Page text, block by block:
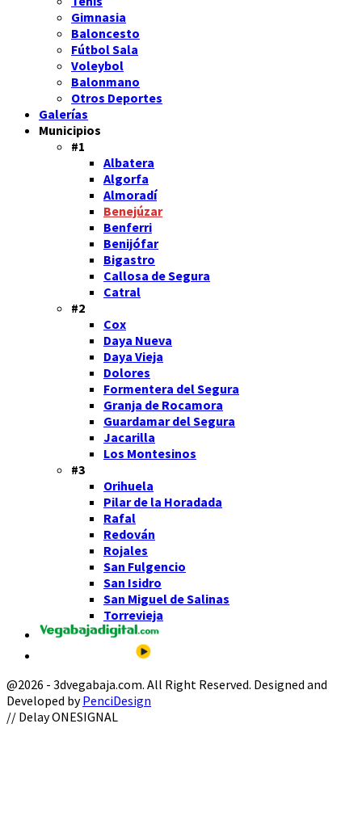
Gimnasia
Baloncesto
Fútbol Sala
Voleybol
Balonmano
Otros Deportes
Galerías
Municipios
#1
Albatera
Algorfa
Almoradí
Benejúzar
Benferri
Benijófar
Bigastro
Callosa de Segura
Catral
#2
Cox
Daya Nueva
Daya Vieja
Dolores
Formentera del Segura
Granja de Rocamora
Guardamar del Segura
Jacarilla
Los Montesinos
#3
Orihuela
Pilar de la Horadada
Rafal
Redován
Rojales
San Fulgencio
San Isidro
San Miguel de Salinas
Torrevieja
@2026 - 3dvegabaja.com. All Right Reserved. Designed and
Developed byPenciDesign
Facebook
Twitter
Instagram
Youtube
Email
// Delay ONESIGNAL